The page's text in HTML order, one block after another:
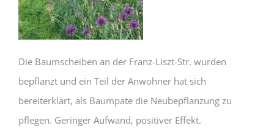
Die Baumscheiben an der Franz-Liszt-Str. wurden
bepflanzt und ein Teil der Anwohner hat sich
bereiterklärt, als Baumpate die Neubepflanzung zu
pflegen. Geringer Aufwand, positiver Effekt.